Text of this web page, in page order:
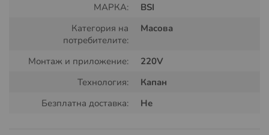
Тип на адаптера: AC/DC адаптер
Входящо напрежение:AC 100-240V ~ 0.5A, 50-
Изходящо напрежение:
DC 6V ~ 1A
Начин на употреба:
МАРКА:
BSI
Категория на
потребителите:
Масова
Монтаж и приложение:
220V
Технология:
Капан
Безплатна доставка:
Не